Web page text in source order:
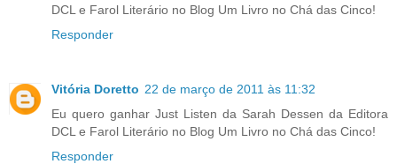
DCL e Farol Literário no Blog Um Livro no Chá das Cinco!
Responder
Vitória Doretto 22 de março de 2011 às 11:32
Eu quero ganhar Just Listen da Sarah Dessen da Editora
DCL e Farol Literário no Blog Um Livro no Chá das Cinco!
Responder